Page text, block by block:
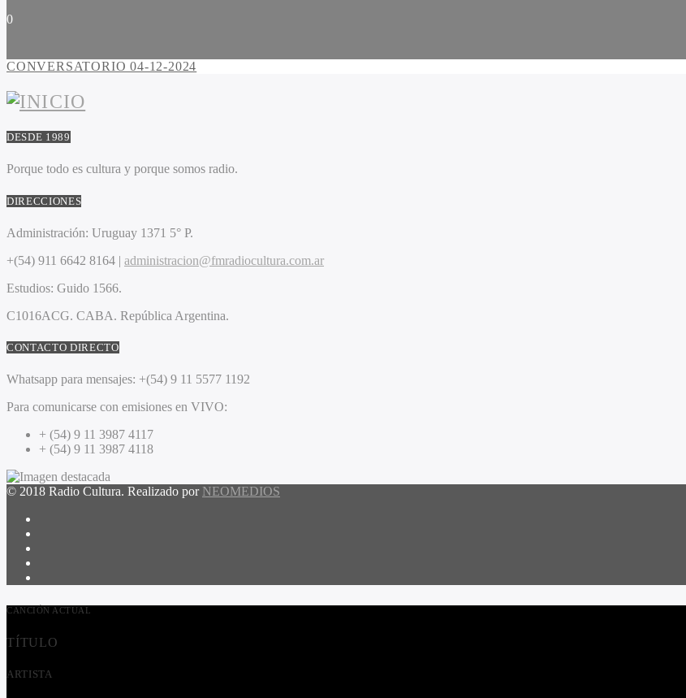
0
CONVERSATORIO 04-12-2024
DESDE 1989
Porque todo es cultura y porque somos radio.
DIRECCIONES
Administración: Uruguay 1371 5° P.
+(54) 911 6642 8164 | administracion@fmradiocultura.com.ar
Estudios: Guido 1566.
C1016ACG. CABA. República Argentina.
CONTACTO DIRECTO
Whatsapp para mensajes: +(54) 9 11 5577 1192
Para comunicarse con emisiones en VIVO:
+ (54) 9 11 3987 4117
+ (54) 9 11 3987 4118
© 2018 Radio Cultura. Realizado por NEOMEDIOS
CANCIÓN ACTUAL
TÍTULO
ARTISTA